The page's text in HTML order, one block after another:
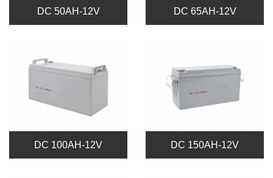
DC 50AH-12V DC 65AH-12V
DC 100AH-12V DC 150AH-12V